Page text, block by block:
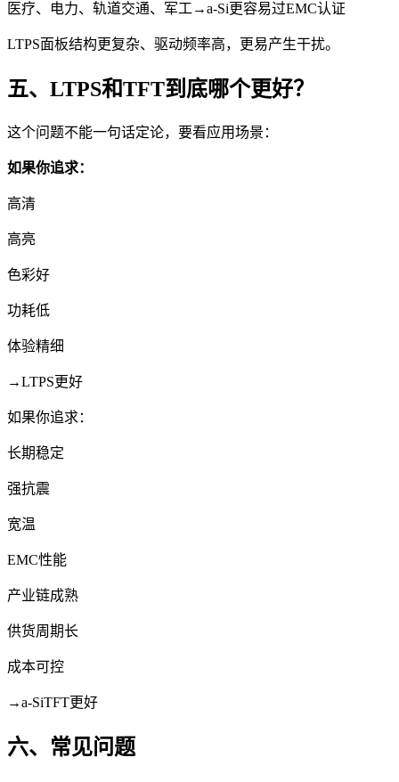
医疗、电力、轨道交通、军工→a-Si更容易过EMC认证
LTPS面板结构更复杂、驱动频率高，更易产生干扰。
五、LTPS和TFT到底哪个更好？
这个问题不能一句话定论，要看应用场景：
如果你追求：
高清
高亮
色彩好
功耗低
体验精细
→LTPS更好
如果你追求：
长期稳定
强抗震
宽温
EMC性能
产业链成熟
供货周期长
成本可控
→a-SiTFT更好
六、常见问题